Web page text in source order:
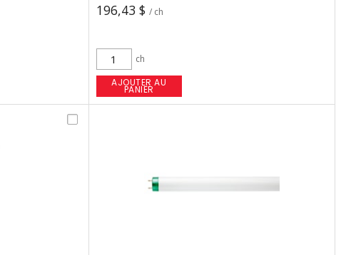
196,43 $ / ch
ch
AJOUTER AU
PANIER